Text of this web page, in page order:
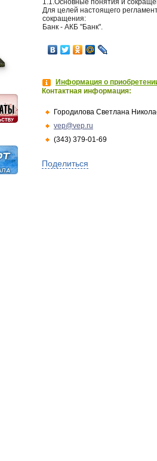
1.1.Основные понятия и
Для целей настоящего
сокращения:
Банк - АКБ "Банк".
Информация о
Контактная информация:
Городилова Светлана
vep@vep.ru
(343) 379-01-69
Поделиться